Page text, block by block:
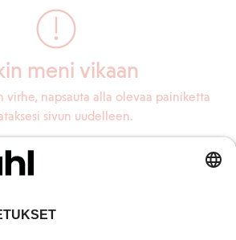
meni vikaan
virhe, napsauta alla olevaa painiketta
sivun uudelleen.
Lataa sivu uudelleen